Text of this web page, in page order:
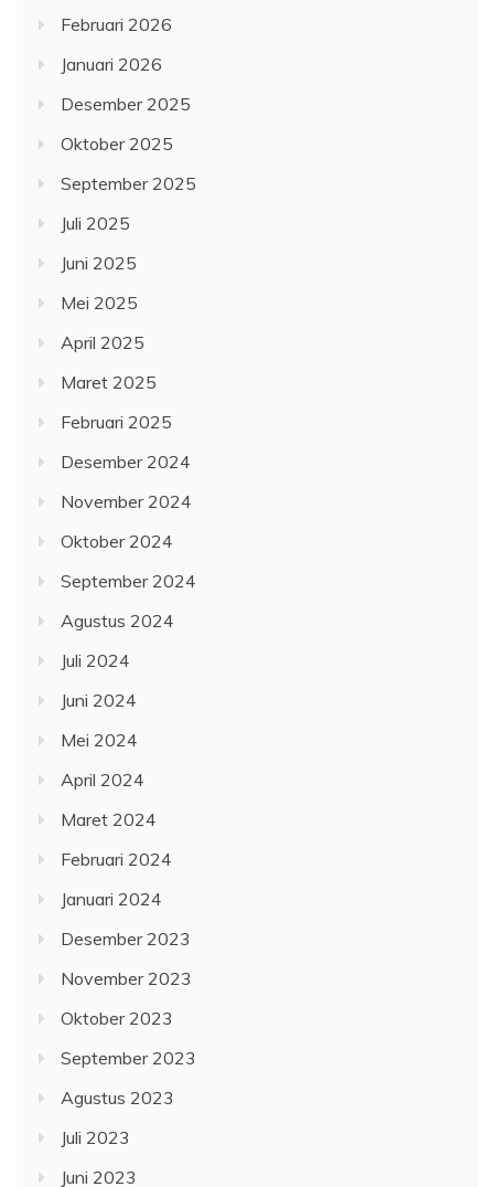
Februari 2026
Januari 2026
Desember 2025
Oktober 2025
September 2025
Juli 2025
Juni 2025
Mei 2025
April 2025
Maret 2025
Februari 2025
Desember 2024
November 2024
Oktober 2024
September 2024
Agustus 2024
Juli 2024
Juni 2024
Mei 2024
April 2024
Maret 2024
Februari 2024
Januari 2024
Desember 2023
November 2023
Oktober 2023
September 2023
Agustus 2023
Juli 2023
Juni 2023